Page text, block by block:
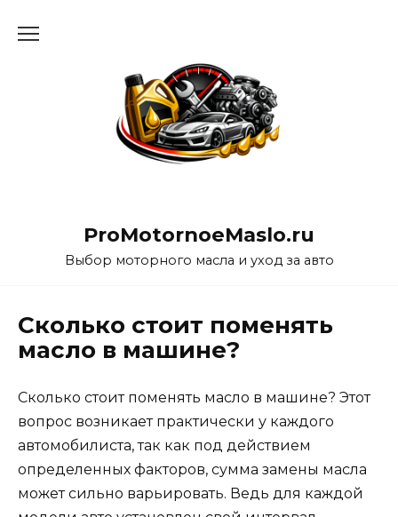
ProMotornoeMaslo.ru
Выбор моторного масла и уход за авто
Сколько стоит поменять
масло в машине?
Сколько стоит поменять масло в машине? Этот
вопрос возникает практически у каждого
автомобилиста, так как под действием
определенных факторов, сумма замены масла
может сильно варьировать. Ведь для каждой